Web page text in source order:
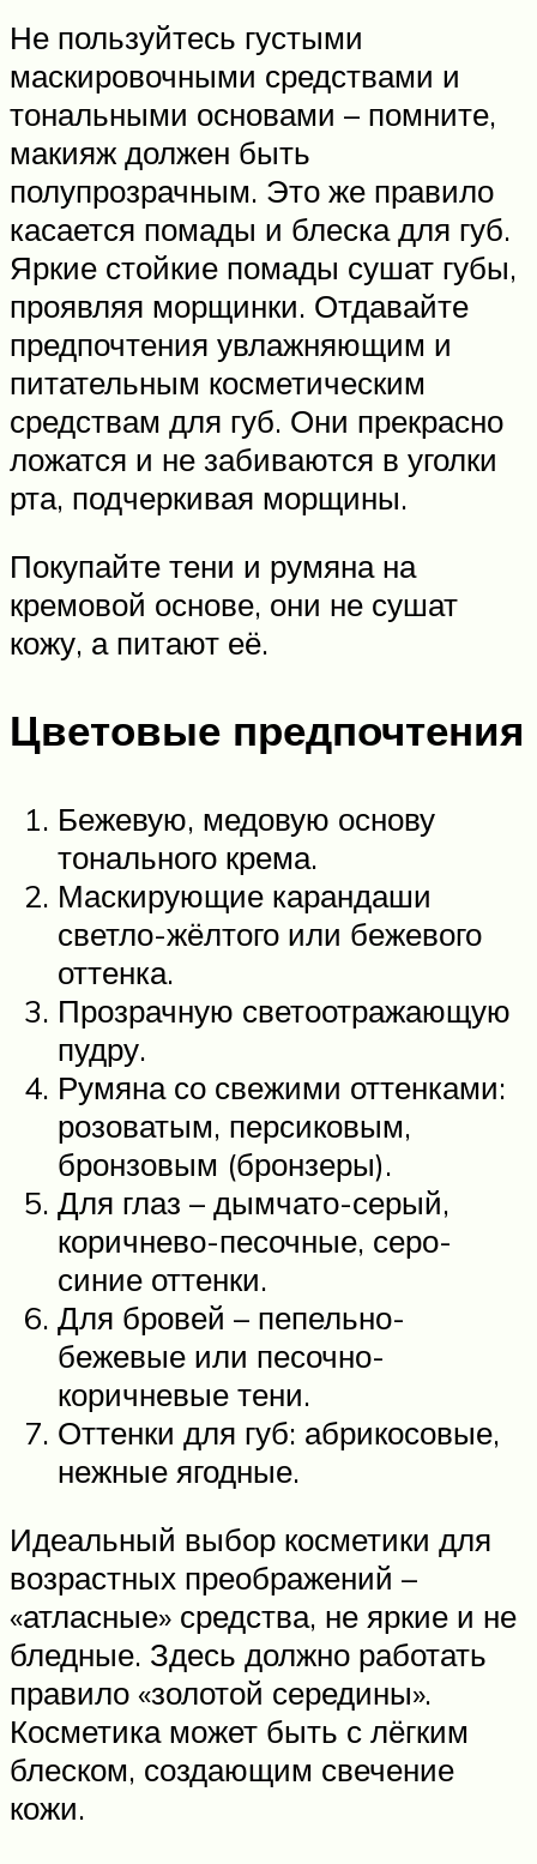
Не пользуйтесь густыми
маскировочными средствами и
тональными основами – помните,
макияж должен быть
полупрозрачным. Это же правило
касается помады и блеска для губ.
Яркие стойкие помады сушат губы,
проявляя морщинки. Отдавайте
предпочтения увлажняющим и
питательным косметическим
средствам для губ. Они прекрасно
ложатся и не забиваются в уголки
рта, подчеркивая морщины.
Покупайте тени и румяна на
кремовой основе, они не сушат
кожу, а питают её.
Цветовые предпочтения
Бежевую, медовую основу
тонального крема.
Маскирующие карандаши
светло-жёлтого или бежевого
оттенка.
Прозрачную светоотражающую
пудру.
Румяна со свежими оттенками:
розоватым, персиковым,
бронзовым (бронзеры).
Для глаз – дымчато-серый,
коричнево-песочные, серо-
синие оттенки.
Для бровей – пепельно-
бежевые или песочно-
коричневые тени.
Оттенки для губ: абрикосовые,
нежные ягодные.
Идеальный выбор косметики для
возрастных преображений –
«атласные» средства, не яркие и не
бледные. Здесь должно работать
правило «золотой середины».
Косметика может быть с лёгким
блеском, создающим свечение
кожи.